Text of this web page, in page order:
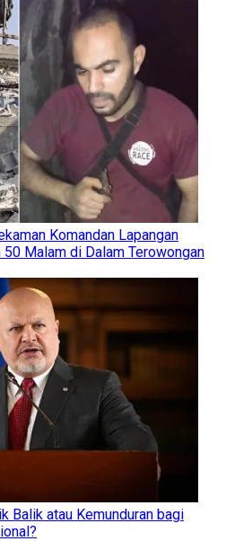
Komandan Lapangan
50 Malam di Dalam Terowongan
Balik atau Kemunduran bagi